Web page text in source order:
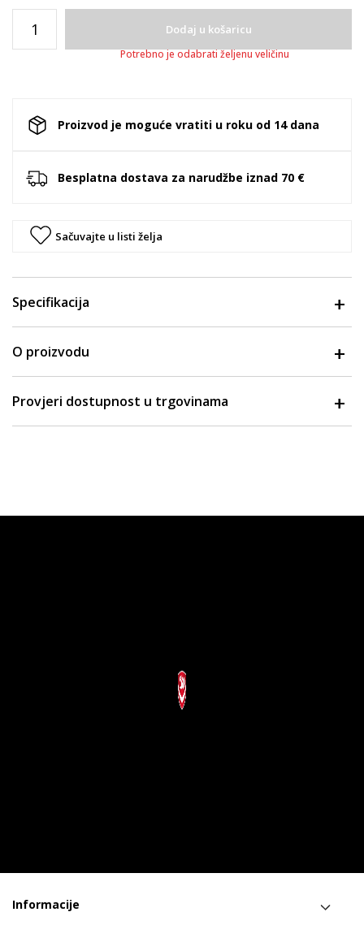
Dodaj u košaricu
Potrebno je odabrati željenu veličinu
Proizvod je moguće vratiti u roku od 14 dana
Besplatna dostava za narudžbe iznad 70 €
Sačuvajte u listi želja
Specifikacija
O proizvodu
Provjeri dostupnost u trgovinama
Informacije